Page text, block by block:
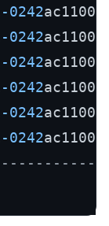
-0242
-0242
-0242
-0242
-0242
-0242